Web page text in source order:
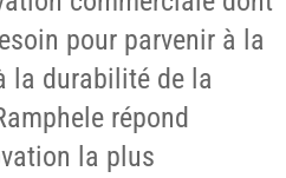
pour parvenir à la
la durabilité de la
répond
la plus